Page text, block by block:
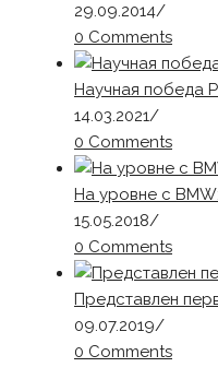
29.09.2014/
0 Comments
Научная победа
14.03.2021/
0 Comments
На уровне с
15.05.2018/
0 Comments
Представлен
09.07.2019/
0 Comments